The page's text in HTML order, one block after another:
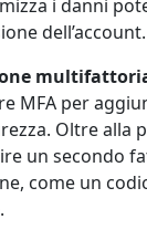
i danni
dell’account.
MFA per
Oltre alla
un secondo
come un